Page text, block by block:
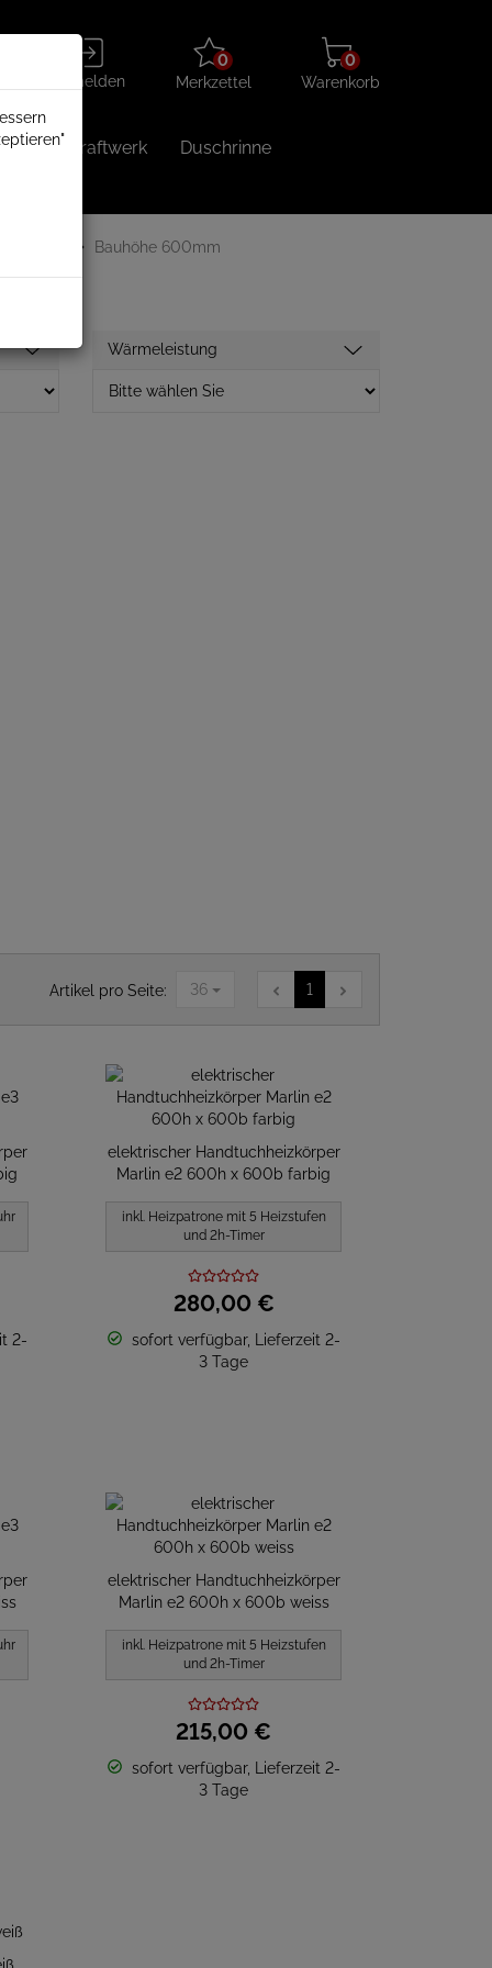
Anmelden
Anmelden
Merkzettel
aufklappen
0
Merkzettel
Warenkorb
aufklappen
0
Warenkorb
Balkonkraftwerk Duschrinne
Bauhöhe 600mm
Wärmeleistung
Artikel pro Seite: 36 1
2-
elektrischer Handtuchheizkörper
Marlin e2 600h x 600b farbig
inkl. Heizpatrone mit 5 Heizstufen
und 2h-Timer
280,00 €
sofort verfügbar, Lieferzeit 2-
3 Tage
elektrischer Handtuchheizkörper
Marlin e2 600h x 600b weiss
inkl. Heizpatrone mit 5 Heizstufen
und 2h-Timer
215,00 €
sofort verfügbar, Lieferzeit 2-
3 Tage